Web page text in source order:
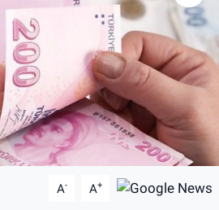
A- A+